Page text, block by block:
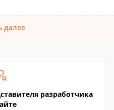
далее
разработчика